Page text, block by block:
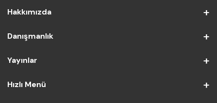
Hakkımızda
Danışmanlık
Yayınlar
Hızlı Menü